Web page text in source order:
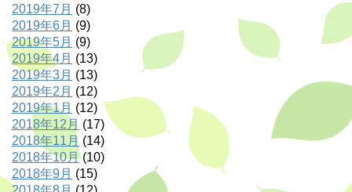
2019年7月 (8)
2019年6月 (9)
2019年5月 (9)
2019年4月 (13)
2019年3月 (13)
2019年2月 (12)
2019年1月 (12)
2018年12月 (17)
2018年11月 (14)
2018年10月(10)
2018年9月 (15)